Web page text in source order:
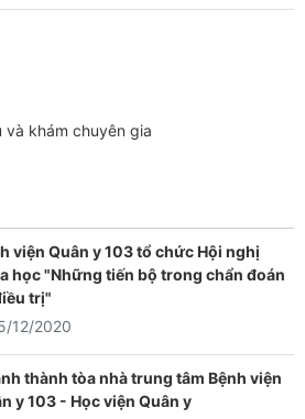
và khám chuyên gia
viện Quân y 103 tổ chức Hội nghị
học "Những tiến bộ trong chẩn đoán
trị"
12/2020
thành tòa nhà trung tâm Bệnh viện
y 103 - Học viện Quân y